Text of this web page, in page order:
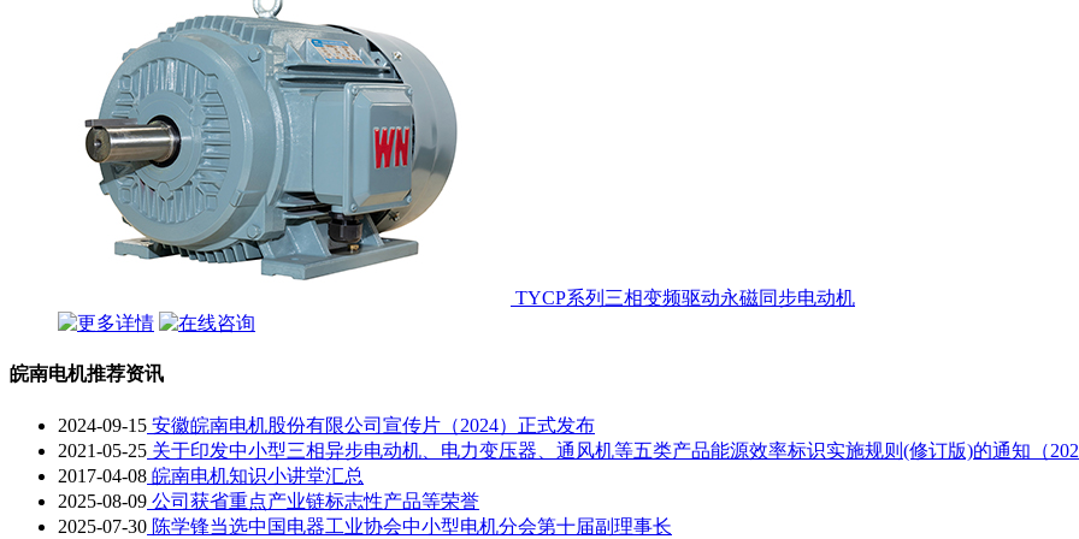
TYCP系列三相变频驱动永磁同步电动机
皖南电机推荐资讯
2024-09-15 安徽皖南电机股份有限公司宣传片（2024）正式发布
2021-05-25 关于印发中小型三相异步电动机、电力变压器、通风机等五类产品能源效率标识实施规则(修订版)的通知（
2017-04-08 皖南电机知识小讲堂汇总
2025-08-09 公司获省重点产业链标志性产品等荣誉
2025-07-30 陈学锋当选中国电器工业协会中小型电机分会第十届副理事长